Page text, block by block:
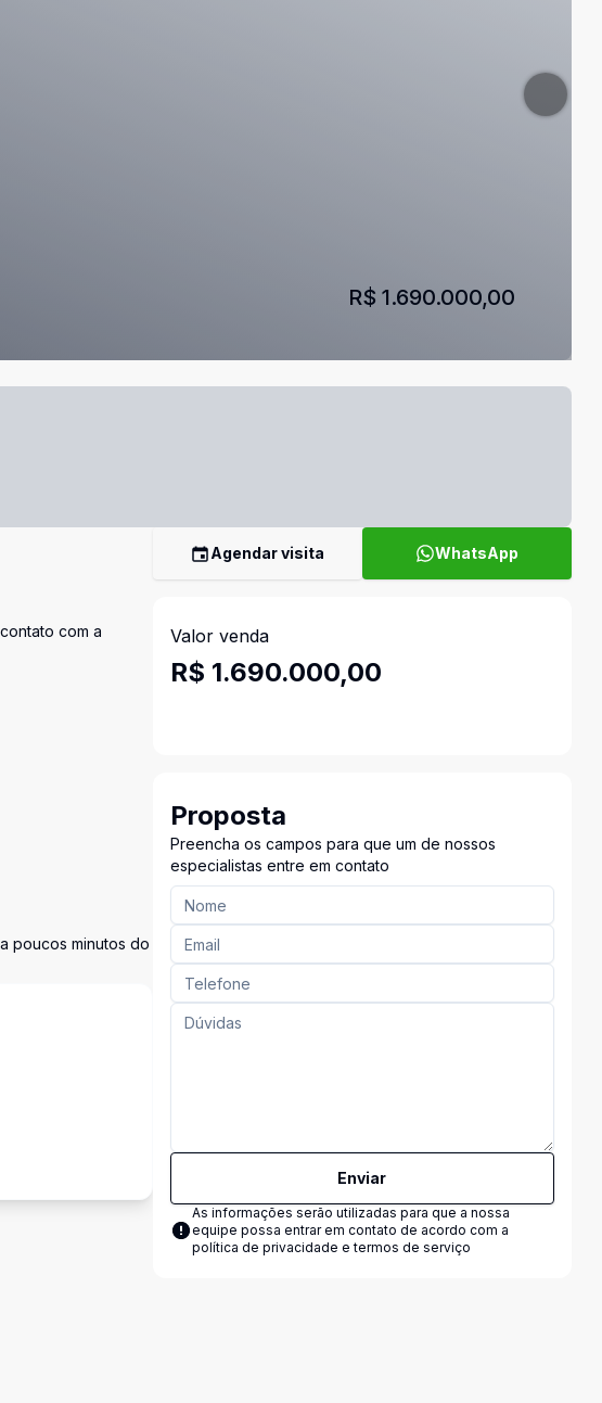
R$ 1.690.000,00
com a
poucos minutos do
Agendar visita WhatsApp
Valor venda
R$ 1.690.000,00
Proposta
Preencha os campos para que um de nossos
especialistas entre em contato
Enviar
As informações serão utilizadas para que a nossa
equipe possa entrar em contato de acordo com a
política de privacidade e termos de serviço